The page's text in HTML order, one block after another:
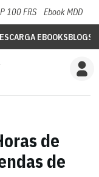
100 FRS Ebook MDD
EBOOKSBLOGS
de
de